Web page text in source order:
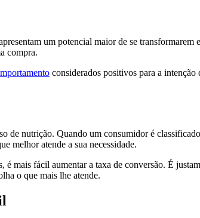
um potencial maior de se
compra.
considerados positivos para a intenção
de nutrição. Quando um consumidor é
melhor atende a sua necessidade.
mais fácil aumentar a taxa de conversão. É
o que mais lhe atende.